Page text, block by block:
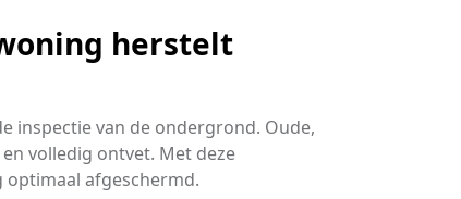
herstelt
inspectie van de ondergrond. Oude,
volledig ontvet. Met deze
afgeschermd.